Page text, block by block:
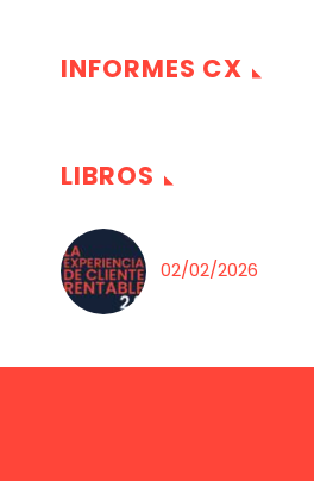
INFORMES CX
LIBROS
02/02/2026